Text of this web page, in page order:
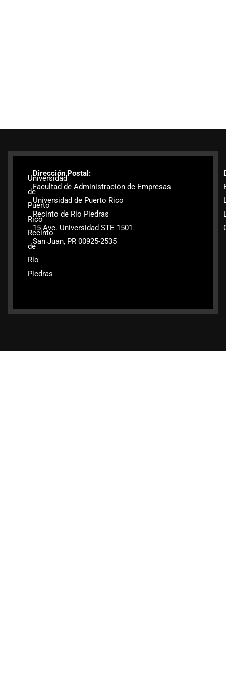
Universidad
de
Puerto
Rico
Recinto
de
Río
Piedras
Dirección Postal:
Facultad de Administración de Empresas
Universidad de Puerto Rico
Recinto de Río Piedras
15 Ave. Universidad STE 1501
San Juan, PR 00925-2535